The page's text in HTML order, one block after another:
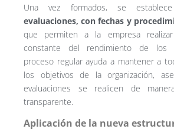
Una vez formados, se
evaluaciones, con fechas y
que permiten a la empresa
constante del rendimiento de los
proceso regular ayuda a mantener a
los objetivos de la organización,
evaluaciones se realicen de
transparente.
Aplicación de la nueva